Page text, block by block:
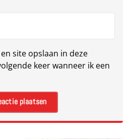
site opslaan in deze
keer wanneer ik een